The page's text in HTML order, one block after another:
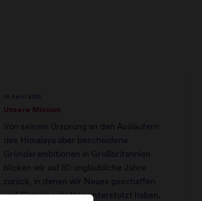
Unsere Mission
Von seinem Ursprung an den Ausläufern
des Himalaya über bescheidene
Gründerambitionen in Großbritannien
blicken wir auf 50 unglaubliche Jahre
zurück, in denen wir Neues geschaffen
und Gemeinschaften unterstützt haben.